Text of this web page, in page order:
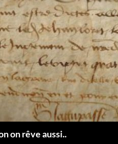
on rêve aussi..